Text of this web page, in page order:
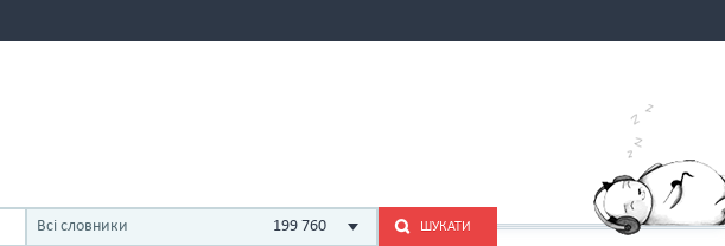
Всі словники 199 760 ШУКАТИ